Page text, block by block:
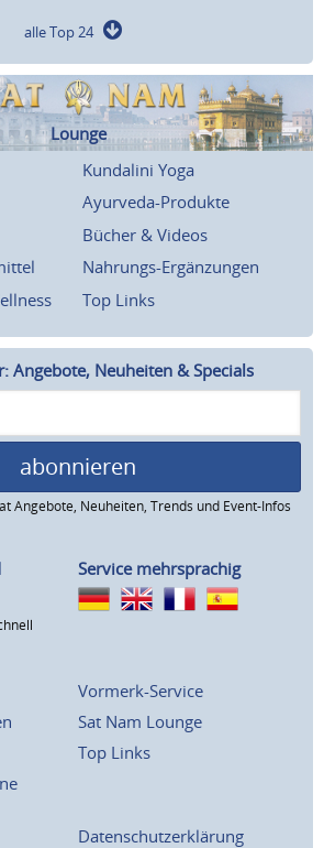
alle Top 24
Lounge
Kundalini Yoga
Ayurveda-Produkte
Bücher & Videos
Nahrungs-Ergänzungen
Top Links
Angebote, Neuheiten & Specials
abonnieren
Angebote, Neuheiten, Trends und Event-Infos
Service mehrsprachig
Vormerk-Service
Sat Nam Lounge
Top Links
Datenschutzerklärung